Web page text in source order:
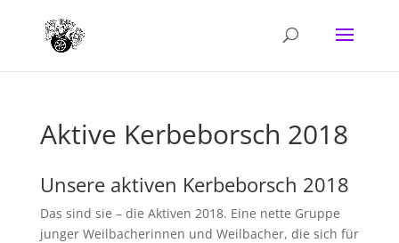
Aktive Kerbeborsch 2018
Unsere aktiven Kerbeborsch 2018
Das sind sie – die Aktiven 2018. Eine nette Gruppe
junger Weilbacherinnen und Weilbacher, die sich für